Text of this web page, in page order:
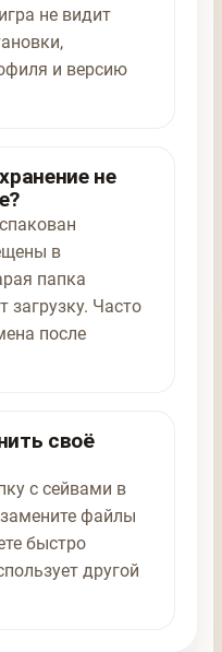
не видит
и версию
не
в
папка
загрузку. Часто
после
своё
с сейвами в
файлы
быстро
другой